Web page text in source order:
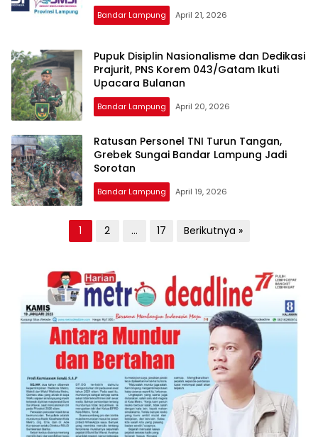
Bandar Lampung April 21, 2026
Pupuk Disiplin Nasionalisme dan Dedikasi
Prajurit, PNS Korem 043/Gatam Ikuti
Upacara Bulanan
Bandar Lampung April 20, 2026
Ratusan Personel TNI Turun Tangan,
Grebek Sungai Bandar Lampung Jadi
Sorotan
Bandar Lampung April 19, 2026
1 2 … 17 Berikutnya »